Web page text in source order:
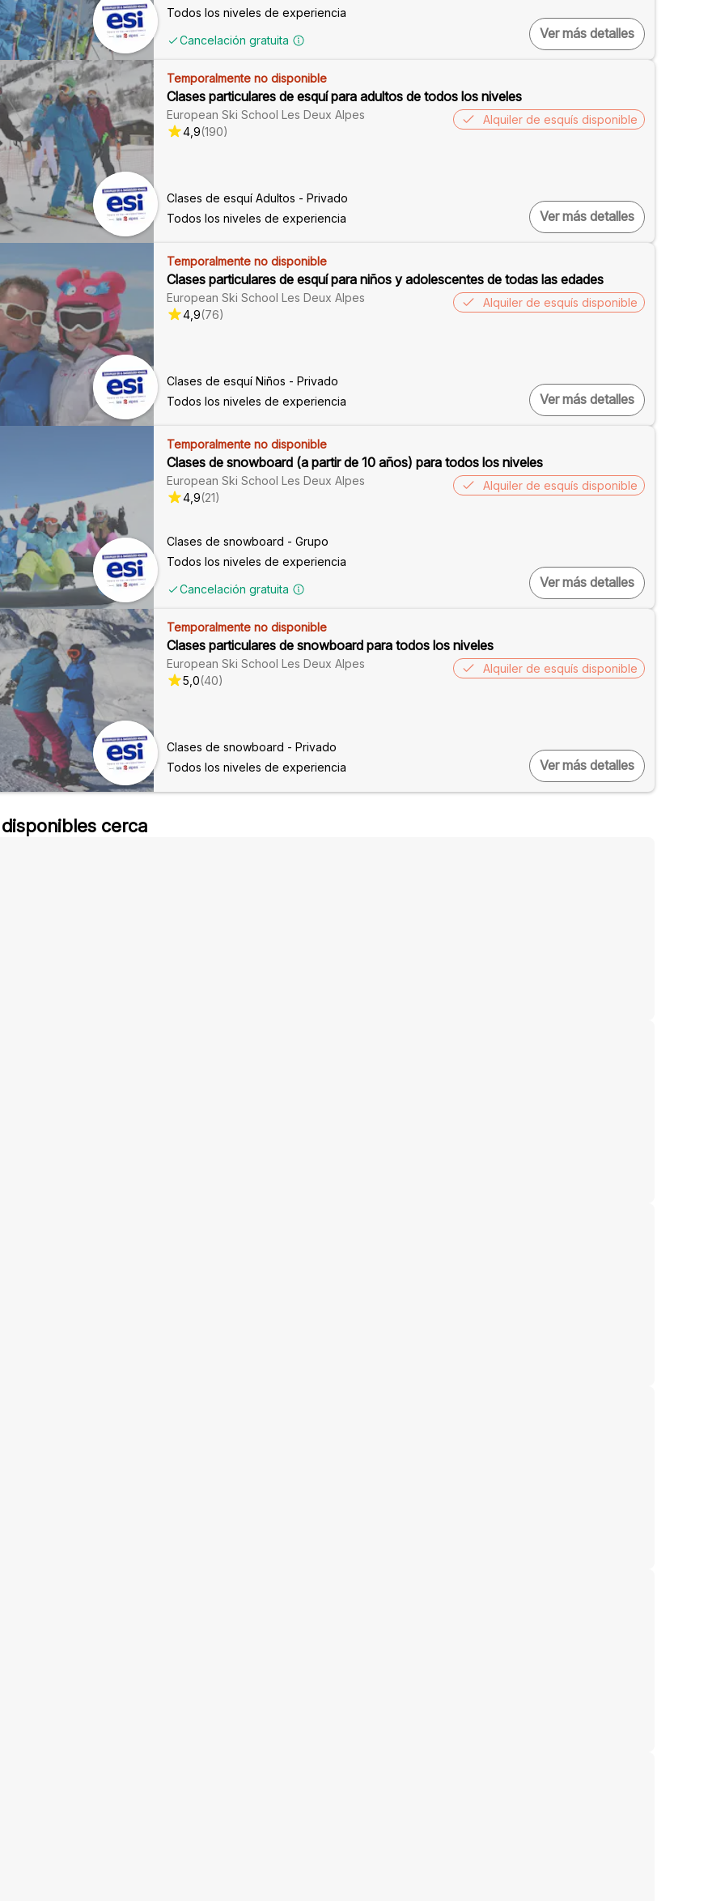
Todos los niveles de experiencia
Cancelación gratuita Ver más detalles
Temporalmente no disponible
Clases particulares de esquí para adultos de todos los niveles
European Ski School Les Deux Alpes
4,9(190)
Clases de esquí Adultos - Privado
Todos los niveles de experiencia
Alquiler de esquís disponible
Ver más detalles
Temporalmente no disponible
Clases particulares de esquí para niños y adolescentes de todas las edades
European Ski School Les Deux Alpes
4,9(76)
Clases de esquí Niños - Privado
Todos los niveles de experiencia
Alquiler de esquís disponible
Ver más detalles
Temporalmente no disponible
Clases de snowboard (a partir de 10 años) para todos los niveles
European Ski School Les Deux Alpes
4,9(21)
Clases de snowboard - Grupo
Todos los niveles de experiencia
Cancelación gratuita
Alquiler de esquís disponible
Ver más detalles
Temporalmente no disponible
Clases particulares de snowboard para todos los niveles
European Ski School Les Deux Alpes
5,0(40)
Clases de snowboard - Privado
Todos los niveles de experiencia
Alquiler de esquís disponible
Ver más detalles
cerca